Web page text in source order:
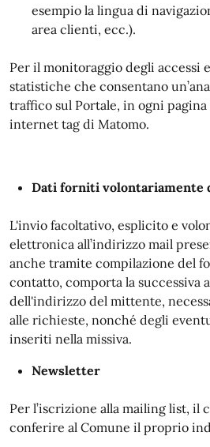
esempio la lingua di
area clienti, ecc.).
Per il monitoraggio degli accessi
statistiche che consentano
traffico sul Portale, in ogni
internet tag di Matomo.
Dati forniti volontariamente
L'invio facoltativo, esplicito e
elettronica all’indirizzo mail
anche tramite compilazione del
contatto, comporta la successiva
dell'indirizzo del mittente,
alle richieste, nonché degli
inseriti nella missiva.
Newsletter
Per l’iscrizione alla mailing list, il
conferire al Comune il proprio